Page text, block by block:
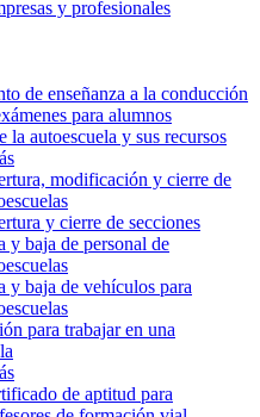
y profesionales
de enseñanza a la conducción
para alumnos
la autoescuela y sus recursos
modificación y cierre de
y cierre de secciones
y baja de personal de
y baja de vehículos para
para trabajar en una
de aptitud para